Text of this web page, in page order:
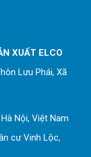
XUẤT ELCO
Lưu Phái, Xã
Nội, Việt Nam
cư Vinh Lộc,